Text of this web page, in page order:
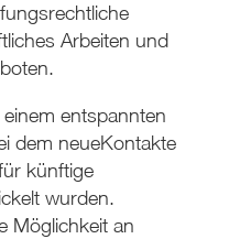
Arbeiten und
entspannten
dem neueKontakte
künftige
wurden.
Möglichkeit an